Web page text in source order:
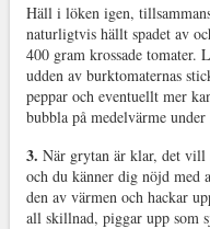
Häll i löken igen,
naturligtvis hällt spadet av
400 gram krossade tomater.
udden av burktomaternas
peppar och eventuellt mer
bubbla på medelvärme
3. När grytan är klar, det vill
och du känner dig nöjd med
den av värmen och hackar
all skillnad, piggar upp som